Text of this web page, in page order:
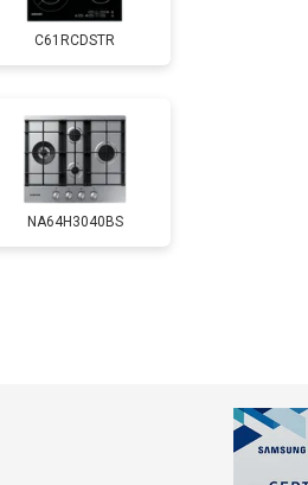
C61RCDSTR
NA64H3040BS